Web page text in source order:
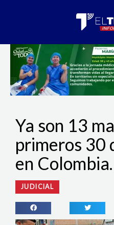
Ya son 13
primeros 30
en Colombia.
JUDICIAL